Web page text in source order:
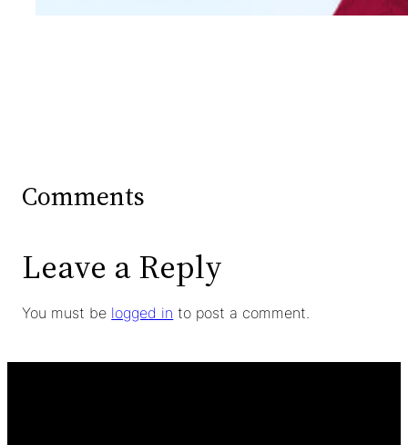
Comments
Leave a Reply
You must be logged in to post a comment.